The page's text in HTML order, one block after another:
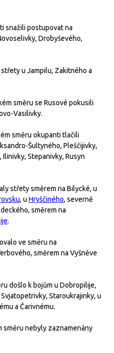
snažili postupovat na
Drobyševého,
u Jampilu, Zakitného a
směru se Rusové pokusili
Vasilivky.
směru okupanti tlačili
Šultyného, Pleščijivky,
Stepanivky, Rusyn
střety směrem na Bilycké, u
, u Hryščiného, severně
směrem na
.
ve směru na
směrem na Vyšněve
došlo k bojům u Dobropilije,
Svjatopetrivky, Staroukrajinky, u
a Čarivnému.
směru nebyly zaznamenány